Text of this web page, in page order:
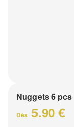
Nuggets 6 pcs
Dès 5.90 €